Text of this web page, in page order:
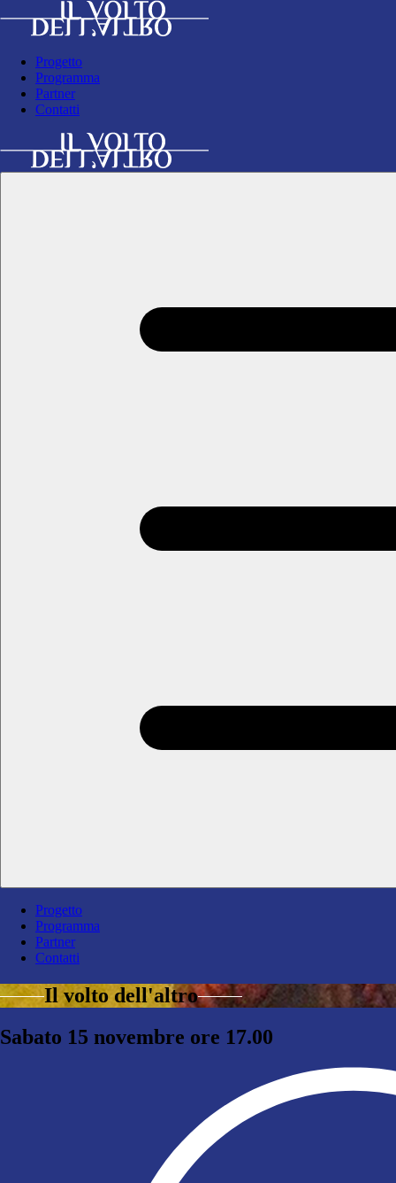
Progetto
Programma
Partner
Contatti
Progetto
Programma
Partner
Contatti
Il volto dell'altro
Sabato 15 novembre ore 17.00